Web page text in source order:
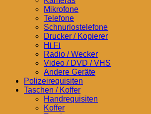
Mikrofone
Telefone
Schnurlostelefone
Drucker / Kopierer
Hi Fi
Radio / Wecker
Video / DVD / VHS
Andere Geräte
Polizeirequisiten
Taschen / Koffer
Handrequisiten
Koffer